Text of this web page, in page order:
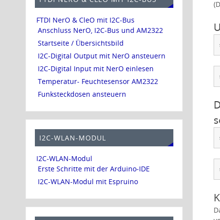
FTDI NerO & CleO mit I2C-Bus
Anschluss NerO, I2C-Bus und AM2322
Startseite / Übersichtsbild
I2C-Digital Output mit NerO ansteuern
I2C-Digital Input mit NerO einlesen
Temperatur- Feuchtesensor AM2322
Funksteckdosen ansteuern
I2C-WLAN-MODUL
I2C-WLAN-Modul
Erste Schritte mit der Arduino-IDE
I2C-WLAN-Modul mit Espruino